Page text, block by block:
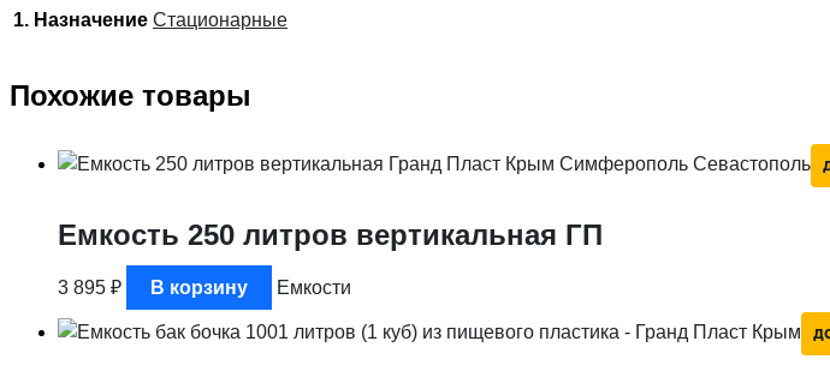
1. Назначение Стационарные
Похожие товары
Емкость 250 литров вертикальная ГП
3 895 ₽ В корзину Емкости